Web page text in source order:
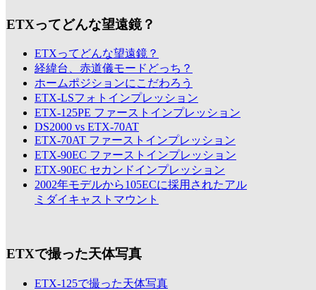
ETXってどんな望遠鏡？
ETXってどんな望遠鏡？
経緯台、赤道儀モードどっち？
ホームポジションにこだわろう
ETX-LSフォトインプレッション
ETX-125PE ファーストインプレッション
DS2000 vs ETX-70AT
ETX-70AT ファーストインプレッション
ETX-90EC ファーストインプレッション
ETX-90EC セカンドインプレッション
2002年モデルから105ECに採用されたアル
ミダイキャストマウント
ETXで撮った天体写真
ETX-125で撮った天体写真